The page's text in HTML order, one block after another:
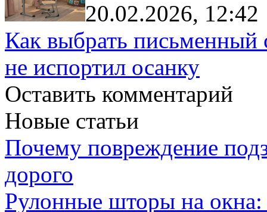
20.02.2026, 12:42
Как выбрать письменный
не испортил осанку
Оставить комментарий
Новые статьи
Почему повреждение
дорого
Рулонные шторы на